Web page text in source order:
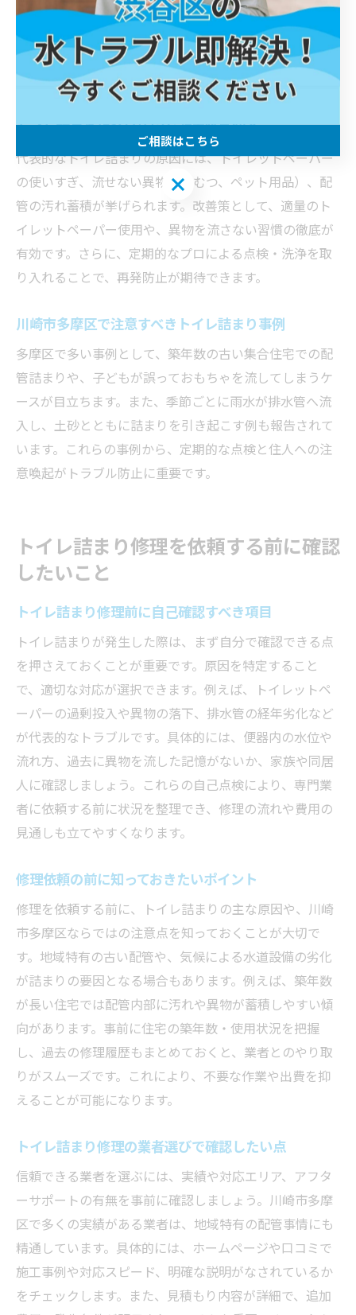
ス、集合住宅では階上からの異物混入が原因となること
が多いです。具体的には、トイレットペーパーの過剰使
用や流せない異物の投入が発生源となります。住まいの
形態に合わせた予防策を講じることが効果的です。
トイレ詰まりに多い原因と改善策を紹介
代表的なトイレ詰まりの原因には、トイレットペーパー
の使いすぎ、流せない異物（おむつ、ペット用品）、配
管の汚れ蓄積が挙げられます。改善策として、適量のト
イレットペーパー使用や、異物を流さない習慣の徹底が
有効です。さらに、定期的なプロによる点検・洗浄を取
り入れることで、再発防止が期待できます。
川崎市多摩区で注意すべきトイレ詰まり事例
多摩区で多い事例として、築年数の古い集合住宅での配
管詰まりや、子どもが誤っておもちゃを流してしまうケ
ースが目立ちます。また、季節ごとに雨水が排水管へ流
入し、土砂とともに詰まりを引き起こす例も報告されて
います。これらの事例から、定期的な点検と住人への注
意喚起がトラブル防止に重要です。
トイレ詰まり修理を依頼する前に確認
したいこと
トイレ詰まり修理前に自己確認すべき項目
トイレ詰まりが発生した際は、まず自分で確認できる点
を押さえておくことが重要です。原因を特定すること
で、適切な対応が選択できます。例えば、トイレットペ
ーパーの過剰投入や異物の落下、排水管の経年劣化など
が代表的なトラブルです。具体的には、便器内の水位や
流れ方、過去に異物を流した記憶がないか、家族や同居
人に確認しましょう。これらの自己点検により、専門業
者に依頼する前に状況を整理でき、修理の流れや費用の
見通しも立てやすくなります。
修理依頼の前に知っておきたいポイント
修理を依頼する前に、トイレ詰まりの主な原因や、川崎
市多摩区ならではの注意点を知っておくことが大切で
す。地域特有の古い配管や、気候による水道設備の劣化
が詰まりの要因となる場合もあります。例えば、築年数
が長い住宅では配管内部に汚れや異物が蓄積しやすい傾
向があります。事前に住宅の築年数・使用状況を把握
し、過去の修理履歴もまとめておくと、業者とのやり取
りがスムーズです。これにより、不要な作業や出費を抑
えることが可能になります。
トイレ詰まり修理の業者選びで確認したい点
信頼できる業者を選ぶには、実績や対応エリア、アフタ
ーサポートの有無を事前に確認しましょう。川崎市多摩
区で多くの実績がある業者は、地域特有の配管事情にも
精通しています。具体的には、ホームページや口コミで
施工事例や対応スピード、明確な説明がなされているか
をチェックします。また、見積もり内容が詳細で、追加
ご相談はこちら
ご相談はこちら